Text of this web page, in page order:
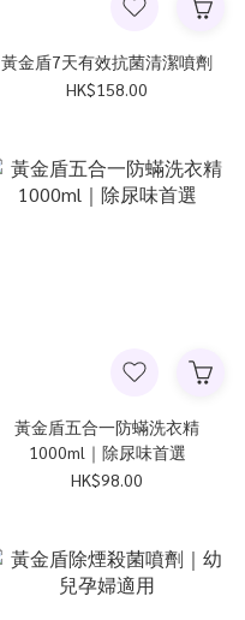
黃金盾7天有效抗菌清潔噴劑
HK$158.00
黃金盾五合一防蟎洗衣精
1000ml｜除尿味首選
HK$98.00